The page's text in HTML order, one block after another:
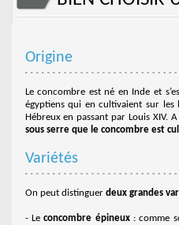
Origine
Le concombre est né en Inde et
égyptiens qui en cultivaient sur les
Hébreux en passant par Louis XIV.
sous serre que le concombre est
Variétés
On peut distinguer deux grandes
- Leconcombre épineux: comme